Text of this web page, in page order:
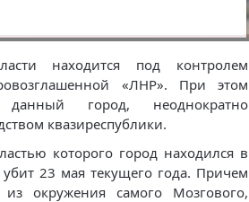
находится под контролем
«ЛНР». При этом
город, неоднократно
квазиреспублики.
которого город находился в
23 мая текущего года. Причем
окружения самого Мозгового,